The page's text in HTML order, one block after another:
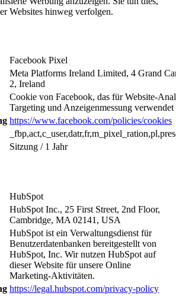
Websites hinweg verfolgen.
Facebook Pixel
Meta Platforms Ireland Limited, 4 Grand
2, Ireland
Cookie von Facebook, das für Website-
Targeting und Anzeigenmessung
https://www.facebook.com/policies/cookies
Sitzung / 1 Jahr
HubSpot
HubSpot Inc., 25 First Street, 2nd Floor,
Cambridge, MA 02141, USA
HubSpot ist ein Verwaltungsdienst für
Benutzerdatenbanken bereitgestellt von
HubSpot, Inc. Wir nutzen HubSpot auf
dieser Website für unsere Online
Marketing-Aktivitäten.
https://legal.hubspot.com/privacy-policy